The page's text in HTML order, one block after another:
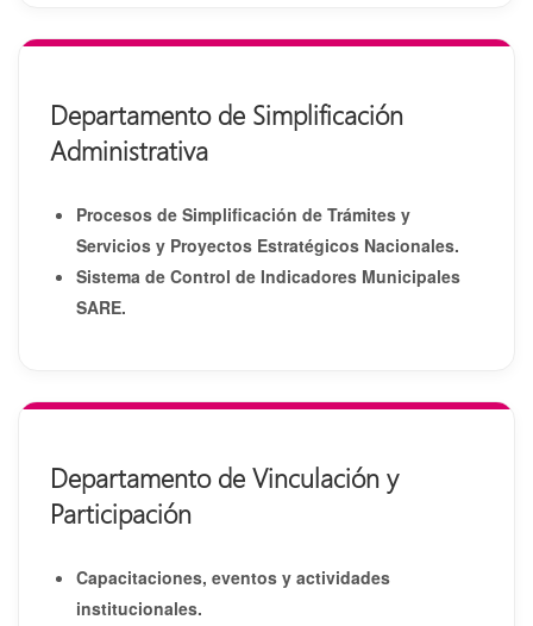
Departamento de Simplificación
Administrativa
Procesos de Simplificación de Trámites y
Servicios y Proyectos Estratégicos Nacionales.
Sistema de Control de Indicadores Municipales
SARE.
Departamento de Vinculación y
Participación
Capacitaciones, eventos y actividades
institucionales.